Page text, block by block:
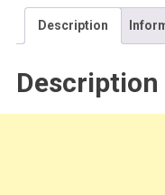
Description
Description